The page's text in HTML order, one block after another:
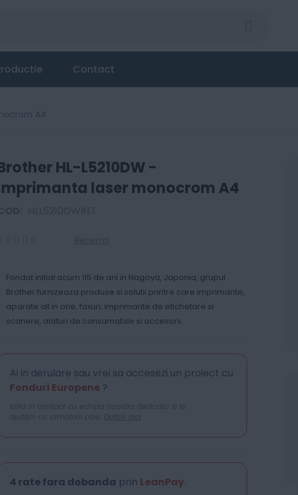
Contact
A4
HL-L5210DW -
laser monocrom A4
Fondat initial acum 115 de ani in Nagoya, Japonia, grupul
Brother furnizeaza produse si solutii printre care imprimante,
aparate all in one, faxuri, imprimante de etichetare si
scanere, alaturi de consumabile si accesorii.
Ai in derulare sau vrei sa accesezi un proiect cu
Fonduri Europene?
Intra in contact cu echipa noastra dedicata si te
ajutam cu urmatorii pasi. Detalii aici
4 rate fara dobanda prin LeanPay.